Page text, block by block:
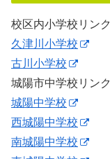
校区内小学校リンク
久津川小学校
古川小学校
城陽市中学校リンク
城陽中学校
西城陽中学校
南城陽中学校